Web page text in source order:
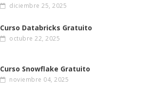
diciembre 25, 2025
Curso Databricks Gratuito
octubre 22, 2025
Curso Snowflake Gratuito
noviembre 04, 2025